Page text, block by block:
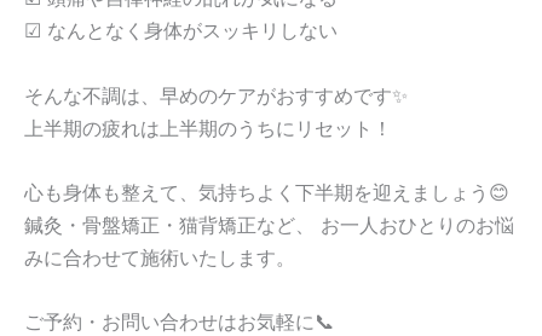
☑ なんとなく身体がスッキリしない
そんな不調は、早めのケアがおすすめです✨
上半期の疲れは上半期のうちにリセット！
心も身体も整えて、気持ちよく下半期を迎えましょう😊
鍼灸・骨盤矯正・猫背矯正など、 お一人おひとりのお悩
みに合わせて施術いたします。
ご予約・お問い合わせはお気軽に📞